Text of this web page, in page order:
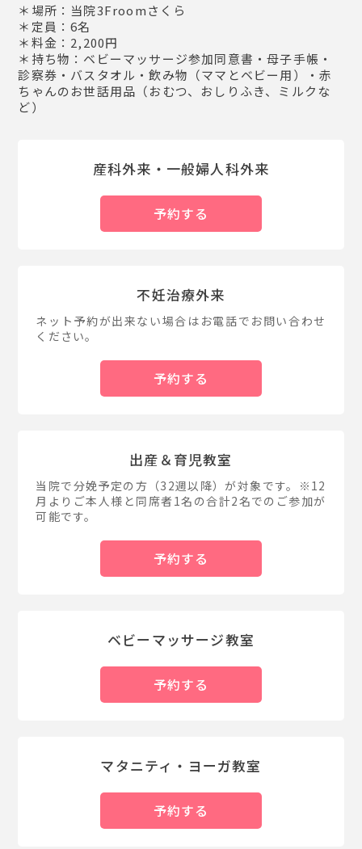
＊場所：当院3Froomさくら
＊定員：6名
＊料金：2,200円
＊持ち物：ベビーマッサージ参加同意書・母子手帳・
診察券・バスタオル・飲み物（ママとベビー用）・赤
ちゃんのお世話用品（おむつ、おしりふき、ミルクな
ど）
産科外来・一般婦人科外来
予約する
不妊治療外来
ネット予約が出来ない場合はお電話でお問い合わせ
ください。
予約する
出産＆育児教室
当院で分娩予定の方（32週以降）が対象です。※12
月よりご本人様と同席者1名の合計2名でのご参加が
可能です。
予約する
ベビーマッサージ教室
予約する
マタニティ・ヨーガ教室
予約する